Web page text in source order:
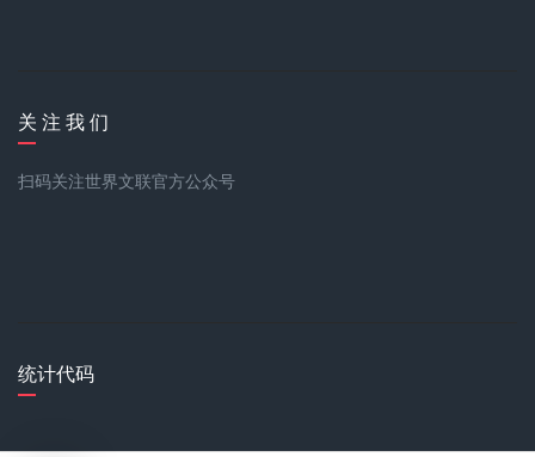
关 注 我 们
扫码关注世界文联官方公众号
统计代码